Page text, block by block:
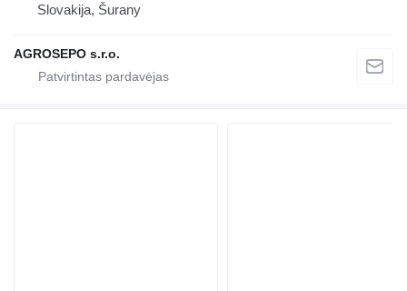
Slovakija, Šurany
AGROSEPO s.r.o.